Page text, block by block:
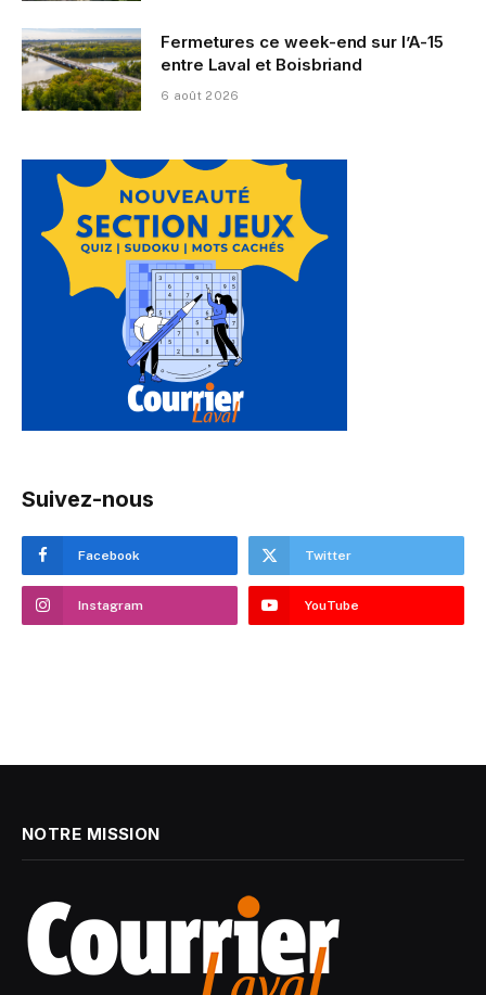
Fermetures ce week-end sur l’A-15
entre Laval et Boisbriand
6 août 2026
Suivez-nous
Facebook Twitter
Instagram YouTube
NOTRE MISSION